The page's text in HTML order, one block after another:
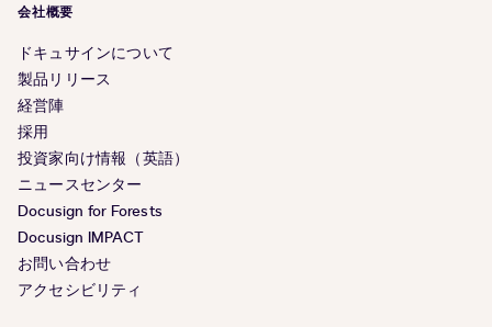
会社概要
ドキュサインについて
製品リリース
経営陣
採用
投資家向け情報（英語）
ニュースセンター
Docusign for Forests
Docusign IMPACT
お問い合わせ
アクセシビリティ